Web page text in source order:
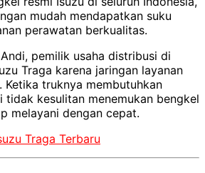
mudah mendapatkan suku
perawatan berkualitas.
pemilik usaha distribusi di
Traga karena jaringan layanan
Ketika truknya membutuhkan
tidak kesulitan menemukan bengkel
melayani dengan cepat.
Traga Terbaru